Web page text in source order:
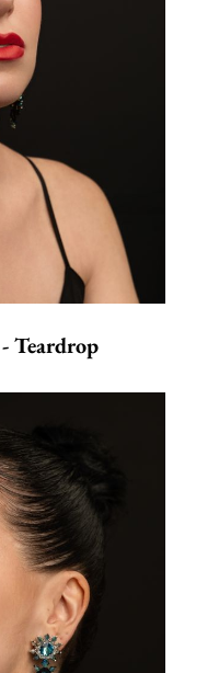
Teardrop